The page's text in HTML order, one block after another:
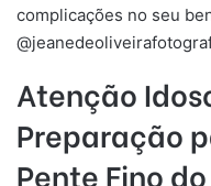
complicações no seu
Atenção
Preparação
Pente Fino do